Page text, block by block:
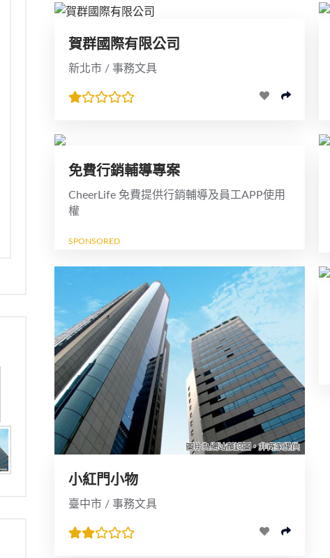
賀群國際有限公司
新北市 / 事務文具
免費行銷輔導專案
CheerLife 免費提供行銷輔導及員工APP使用
權
SPONSORED
小紅門小物
臺中市 / 事務文具